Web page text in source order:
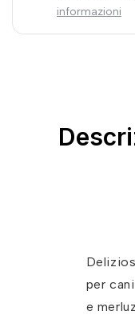
informazioni
per
e